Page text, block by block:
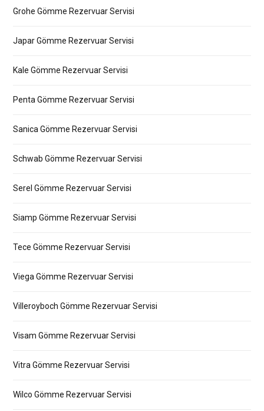
Grohe Gömme Rezervuar Servisi
Japar Gömme Rezervuar Servisi
Kale Gömme Rezervuar Servisi
Penta Gömme Rezervuar Servisi
Sanica Gömme Rezervuar Servisi
Schwab Gömme Rezervuar Servisi
Serel Gömme Rezervuar Servisi
Siamp Gömme Rezervuar Servisi
Tece Gömme Rezervuar Servisi
Viega Gömme Rezervuar Servisi
Villeroyboch Gömme Rezervuar Servisi
Visam Gömme Rezervuar Servisi
Vitra Gömme Rezervuar Servisi
Wilco Gömme Rezervuar Servisi